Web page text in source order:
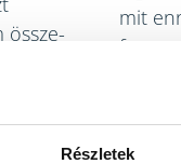
Részletek
össze-
–
valaki
mit
fogyaszt.
Én
miatt